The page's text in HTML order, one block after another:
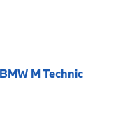
M Technic